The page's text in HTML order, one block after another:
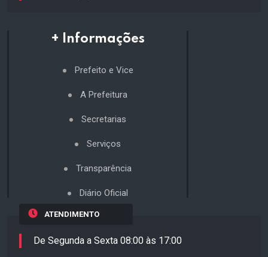
+ Informações
Prefeito e Vice
A Prefeitura
Secretarias
Serviços
Transparência
Diário Oficial
ATENDIMENTO
De Segunda a Sexta 08:00 às 17:00